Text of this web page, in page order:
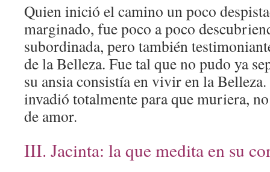
Quien inició el camino un poco
marginado, fue poco a poco
subordinada, pero también
de la Belleza. Fue tal que no pudo ya
su ansia consistía en vivir en la
invadió totalmente para que muriera,
de amor.
III. Jacinta: la que medita en su